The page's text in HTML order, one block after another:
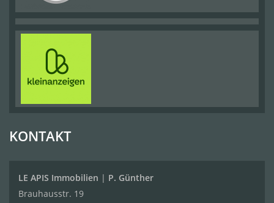
KONTAKT
LE APIS Immobilien | P. Günther
Brauhausstr. 19